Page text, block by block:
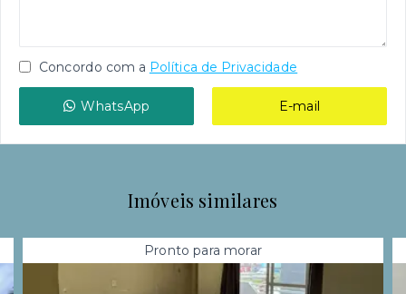
Concordo com a Política de Privacidade
WhatsApp E-mail
Imóveis similares
Pronto para morar